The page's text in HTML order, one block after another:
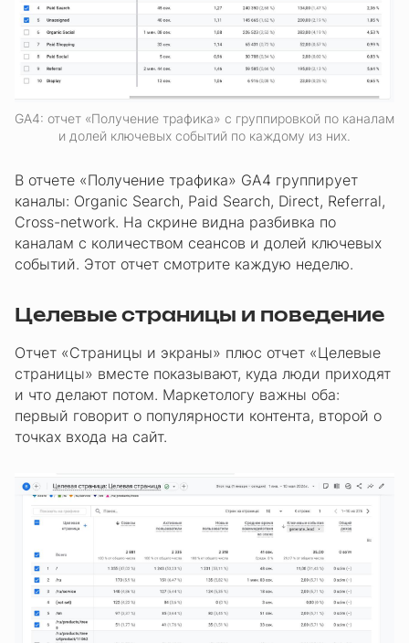
GA4: отчет «Получение трафика» с группировкой по каналам
и долей ключевых событий по каждому из них.
В отчете «Получение трафика» GA4 группирует
каналы: Organic Search, Paid Search, Direct, Referral,
Cross-network. На скрине видна разбивка по
каналам с количеством сеансов и долей ключевых
событий. Этот отчет смотрите каждую неделю.
Целевые страницы и поведение
Отчет «Страницы и экраны» плюс отчет «Целевые
страницы» вместе показывают, куда люди приходят
и что делают потом. Маркетологу важны оба:
первый говорит о популярности контента, второй о
точках входа на сайт.